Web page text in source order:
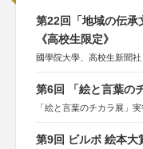
第22回「地域の伝承
《高校生限定》
國學院大學、高校生新聞社
第6回 「絵と言葉の
「絵と言葉のチカラ展」
第9回 ビルボ 絵本大